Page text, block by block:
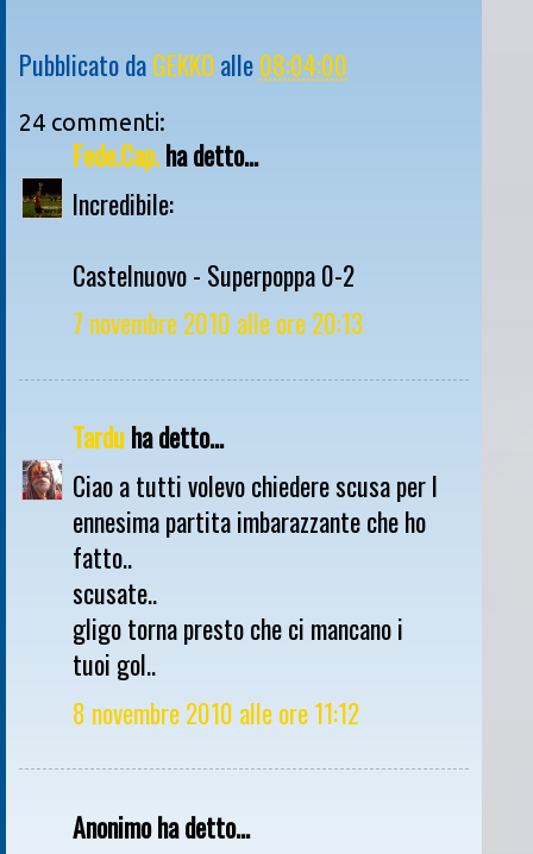
Pubblicato daGEKKOalle08:04:00
24 commenti:
Fede.Cap.ha detto...
Incredibile:
Castelnuovo - Superpoppa 0-2
7 novembre 2010 alle ore 20:13
Tarduha detto...
Ciao a tutti volevo chiedere scusa per l
ennesima partita imbarazzante che ho
fatto..
scusate..
gligo torna presto che ci mancano i
tuoi gol..
8 novembre 2010 alle ore 11:12
Anonimo ha detto...